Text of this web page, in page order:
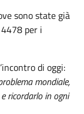
sono state già
per i
di oggi:
mondiale,
ricordarlo in ogni